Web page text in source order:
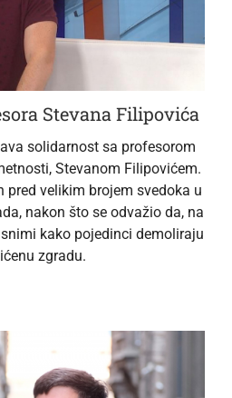
Stevana Filipovića
solidarnost sa profesorom
Stevanom Filipovićem.
pred velikim brojem svedoka u
nakon što se odvažio da, na
kako pojedinci demoliraju
zgradu.